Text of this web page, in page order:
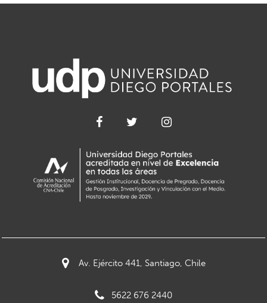
Av. Ejército 441, Santiago, Chile
5622 676 2440